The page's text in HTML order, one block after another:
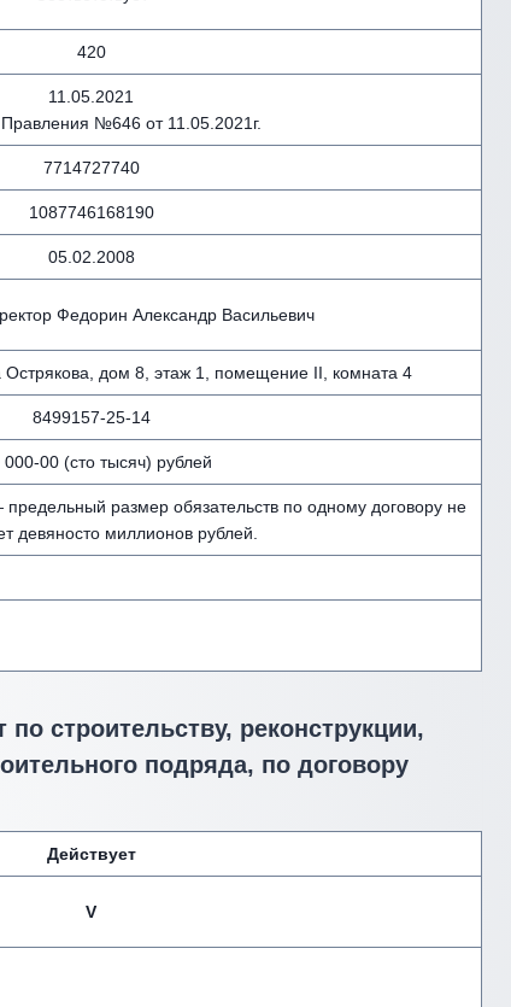
420
11.05.2021
№646 от 11.05.2021г.
7714727740
1087746168190
05.02.2008
Федорин Александр Васильевич
Острякова, дом 8, этаж 1, помещение II, комната 4
8499157-25-14
000-00 (сто тысяч) рублей
размер обязательств по одному договору не
девяносто миллионов рублей.
строительству, реконструкции,
подряда, по договору
Действует
V